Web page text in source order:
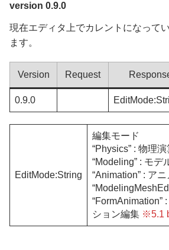
version 0.9.0
現在エディタ上でカレントになって
ます。
Version Request
0.9.0
EditMode:String
編集モード
“Physics” : 物理
“Modeling” : モデ
“Animation” : ア
“FormAnimation”
ション編集 ※5.1